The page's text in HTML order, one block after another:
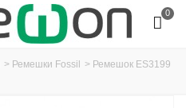
0
> Ремешки Fossil > Ремешок ES3199